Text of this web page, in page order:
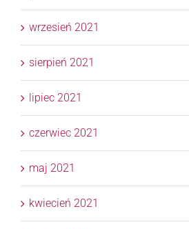
wrzesień 2021
sierpień 2021
lipiec 2021
czerwiec 2021
maj 2021
kwiecień 2021